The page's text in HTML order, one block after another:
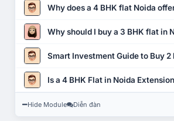
Why does a 4 BHK flat Noida
Why should I buy a 3 BHK flat in
Smart Investment Guide to Buy 2
Is a 4 BHK Flat in Noida
Hide Module Diễn đàn